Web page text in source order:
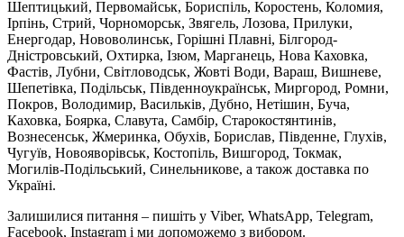
Шептицький, Первомайськ, Бориспіль, Коростень, Коломия,
Ірпінь, Стрий, Чорноморськ, Звягель, Лозова, Прилуки,
Енергодар, Нововолинськ, Горішні Плавні, Білгород-
Дністровський, Охтирка, Ізюм, Марганець, Нова Каховка,
Фастів, Лубни, Світловодськ, Жовті Води, Вараш, Вишневе,
Шепетівка, Подільськ, Південноукраїнськ, Миргород, Ромни,
Покров, Володимир, Васильків, Дубно, Нетішин, Буча,
Каховка, Боярка, Славута, Самбір, Старокостянтинів,
Вознесенськ, Жмеринка, Обухів, Борислав, Південне, Глухів,
Чугуїв, Новояворівськ, Костопіль, Вишгород, Токмак,
Могилів-Подільський, Синельникове, а також доставка по
Україні.
Залишилися питання – пишіть у Viber, WhatsApp, Telegram,
Facebook, Instagram і ми допоможемо з вибором.